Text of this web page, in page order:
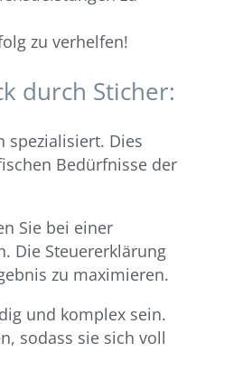
zu verhelfen!
durch Sticher:
spezialisiert. Dies
Bedürfnisse der
Sie bei einer
Die Steuererklärung
zu maximieren.
und komplex sein.
sodass sie sich voll